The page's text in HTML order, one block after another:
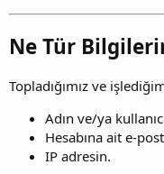
Ne Tür
Topladığımız ve
Adın ve/ya
Hesabına ait e-
IP adresin.